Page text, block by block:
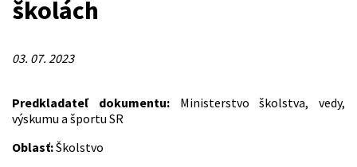
školách
03. 07. 2023
Predkladateľ dokumentu: Ministerstvo školstva, vedy,
výskumu a športu SR
Oblasť:Školstvo